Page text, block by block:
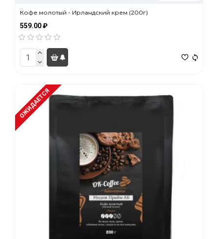
Кофе молотый - Ирландский крем (200г)
559.00 ₽
ОЖИДАЕТСЯ